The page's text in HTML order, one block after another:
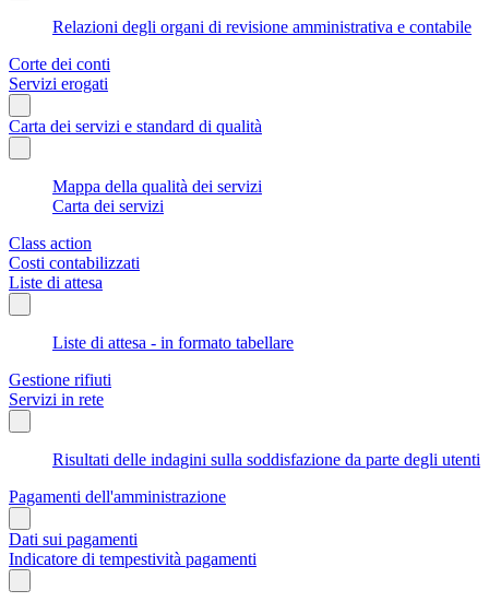
Relazioni degli organi di revisione amministrativa e contabile
Corte dei conti
Servizi erogati
Carta dei servizi e standard di qualità
Mappa della qualità dei servizi
Carta dei servizi
Class action
Costi contabilizzati
Liste di attesa
Liste di attesa - in formato tabellare
Gestione rifiuti
Servizi in rete
Risultati delle indagini sulla soddisfazione da parte degli utenti
Pagamenti dell'amministrazione
Dati sui pagamenti
Indicatore di tempestività pagamenti